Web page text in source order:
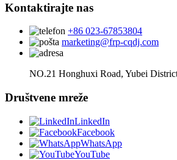
Kontaktirajte nas
+86 023-67853804
marketing@frp-cqdj.com
NO.21 Honghuxi Road, Yubei
Društvene mreže
LinkedIn
Facebook
WhatsApp
YouTube